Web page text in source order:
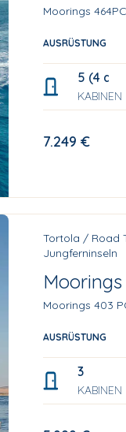
Moorings
AUSRÜSTUNG
5 (4
KABINEN
7.249 €
Tortola / Road
Jungferninseln
Moorings
Moorings 403
AUSRÜSTUNG
3
KABINEN